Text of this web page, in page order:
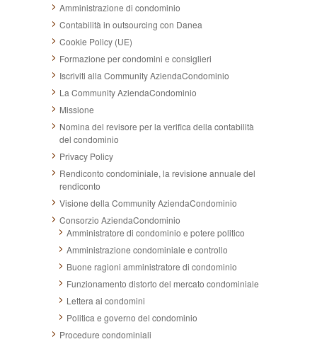
Amministrazione di condominio
Contabilità in outsourcing con Danea
Cookie Policy (UE)
Formazione per condomini e consiglieri
Iscriviti alla Community AziendaCondominio
La Community AziendaCondominio
Missione
Nomina del revisore per la verifica della contabilità
del condominio
Privacy Policy
Rendiconto condominiale, la revisione annuale del
rendiconto
Visione della Community AziendaCondominio
Consorzio AziendaCondominio
Amministratore di condominio e potere politico
Amministrazione condominiale e controllo
Buone ragioni amministratore di condominio
Funzionamento distorto del mercato condominiale
Lettera ai condomini
Politica e governo del condominio
Procedure condominiali